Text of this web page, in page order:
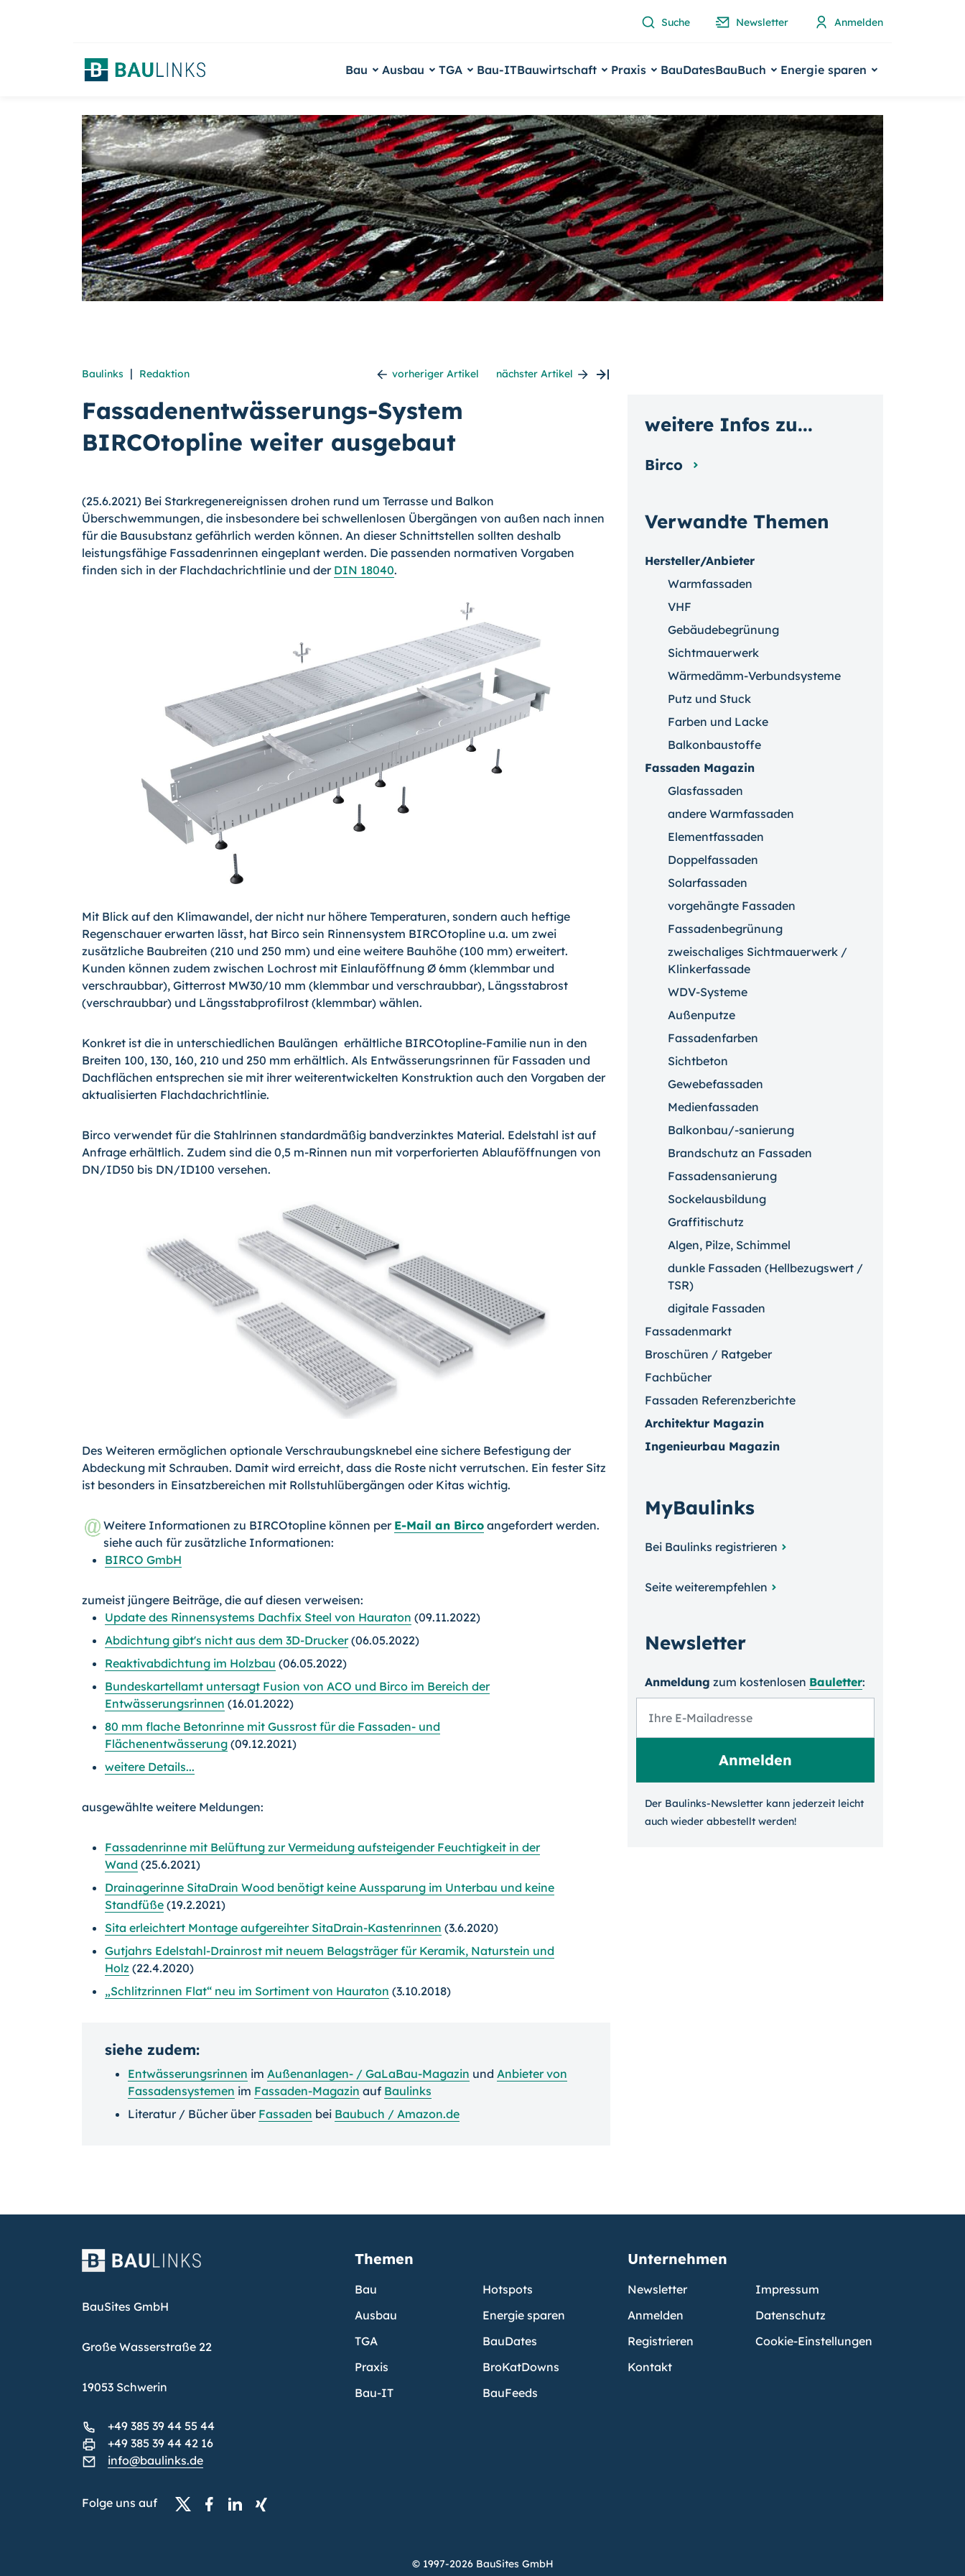
Suche Newsletter Anmelden
Bau Ausbau TGA Bau-ITBauwirtschaft Praxis BauDatesBauBuch Energie sparen
Baulinks | Redaktion vorheriger Artikel nächster Artikel
Fassadenentwässerungs-System
BIRCOtopline weiter ausgebaut
(25.6.2021) Bei Starkregenereignissen drohen rund um Terrasse und Balkon
Überschwemmungen, die insbesondere bei schwellenlosen Übergängen von außen nach innen
für die Bausubstanz gefährlich werden können. An dieser Schnittstellen sollten deshalb
leistungsfähige Fassadenrinnen eingeplant werden. Die passenden normativen Vorgaben
finden sich in der Flachdachrichtlinie und der DIN 18040.
Mit Blick auf den Klimawandel, der nicht nur höhere Temperaturen, sondern auch heftige
Regenschauer erwarten lässt, hat Birco sein Rinnensystem BIRCOtopline u.a. um zwei
zusätzliche Baubreiten (210 und 250 mm) und eine weitere Bauhöhe (100 mm) erweitert.
Kunden können zudem zwischen Lochrost mit Einlauföffnung Ø 6mm (klemmbar und
verschraubbar), Gitterrost MW30/10 mm (klemmbar und verschraubbar), Längsstabrost
(verschraubbar) und Längsstabprofilrost (klemmbar) wählen.
Konkret ist die in unterschiedlichen Baulängen erhältliche BIRCOtopline-Familie nun in den
Breiten 100, 130, 160, 210 und 250 mm erhältlich. Als Entwässerungsrinnen für Fassaden und
Dachflächen entsprechen sie mit ihrer weiterentwickelten Konstruktion auch den Vorgaben der
aktualisierten Flachdachrichtlinie.
Birco verwendet für die Stahlrinnen standardmäßig bandverzinktes Material. Edelstahl ist auf
Anfrage erhältlich. Zudem sind die 0,5 m-Rinnen nun mit vorperforierten Ablauföffnungen von
DN/ID50 bis DN/ID100 versehen.
Des Weiteren ermöglichen optionale Verschraubungsknebel eine sichere Befestigung der
Abdeckung mit Schrauben. Damit wird erreicht, dass die Roste nicht verrutschen. Ein fester Sitz
ist besonders in Einsatzbereichen mit Rollstuhlübergängen oder Kitas wichtig.
Weitere Informationen zu BIRCOtopline können per E-Mail an Birco angefordert werden.
siehe auch für zusätzliche Informationen:
BIRCO GmbH
zumeist jüngere Beiträge, die auf diesen verweisen:
Update des Rinnensystems Dachfix Steel von Hauraton (09.11.2022)
Abdichtung gibt's nicht aus dem 3D-Drucker(06.05.2022)
Reaktivabdichtung im Holzbau (06.05.2022)
Bundeskartellamt untersagt Fusion von ACO und Birco im Bereich der
Entwässerungsrinnen (16.01.2022)
80 mm flache Betonrinne mit Gussrost für die Fassaden- und
Flächenentwässerung (09.12.2021)
weitere Details...
ausgewählte weitere Meldungen:
Fassadenrinne mit Belüftung zur Vermeidung aufsteigender Feuchtigkeit in der
Wand (25.6.2021)
Drainagerinne SitaDrain Wood benötigt keine Aussparung im Unterbau und keine
Standfüße (19.2.2021)
Sita erleichtert Montage aufgereihter SitaDrain-Kastenrinnen (3.6.2020)
Gutjahrs Edelstahl-Drainrost mit neuem Belagsträger für Keramik, Naturstein und
Holz (22.4.2020)
„Schlitzrinnen Flat“ neu im Sortiment von Hauraton (3.10.2018)
siehe zudem:
Entwässerungsrinnen im Außenanlagen- / GaLaBau-Magazin und Anbieter von
Fassadensystemen im Fassaden-Magazin auf Baulinks
Literatur / Bücher über Fassaden bei Baubuch / Amazon.de
Verwandte Themen
Hersteller/Anbieter
Warmfassaden
VHF
Gebäudebegrünung
Sichtmauerwerk
Wärmedämm-Verbundsysteme
Putz und Stuck
Farben und Lacke
Balkonbaustoffe
Fassaden Magazin
Glasfassaden
andere Warmfassaden
Elementfassaden
Doppelfassaden
Solarfassaden
vorgehängte Fassaden
Fassadenbegrünung
zweischaliges Sichtmauerwerk /
Klinkerfassade
WDV-Systeme
Außenputze
Fassadenfarben
Sichtbeton
Gewebefassaden
Medienfassaden
Balkonbau/-sanierung
Brandschutz an Fassaden
Fassadensanierung
Sockelausbildung
Graffitischutz
Algen, Pilze, Schimmel
dunkle Fassaden (Hellbezugswert /
TSR)
digitale Fassaden
Fassadenmarkt
Broschüren / Ratgeber
Fachbücher
Fassaden Referenzberichte
Architektur Magazin
Ingenieurbau Magazin
MyBaulinks
Bei Baulinks registrieren
Seite weiterempfehlen
Newsletter
Anmeldung zum kosten­losen Bauletter:
Der Baulinks-Newsletter kann jeder­zeit leicht
auch wieder ab­bestellt werden!
weitere Infos zu...
Birco
BauSites GmbH
Große Wasserstraße 22
19053 Schwerin
+49 385 39 44 55 44
+49 385 39 44 42 16
info@baulinks.de
Folge uns auf
Themen
Bau
Ausbau
TGA
Praxis
Bau-IT
Hotspots
Energie sparen
BauDates
BroKatDowns
BauFeeds
Unternehmen
Newsletter
Anmelden
Registrieren
Kontakt
Impressum
Datenschutz
Cookie-Einstellungen
© 1997-2026 BauSites GmbH